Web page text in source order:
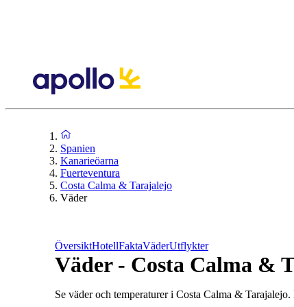
Spanien
Kanarieöarna
Fuerteventura
Costa Calma & Tarajalejo
Väder
ÖversiktHotellFaktaVäderUtflykter
Väder - Costa Calma &
Se väder och temperaturer i Costa Calma &